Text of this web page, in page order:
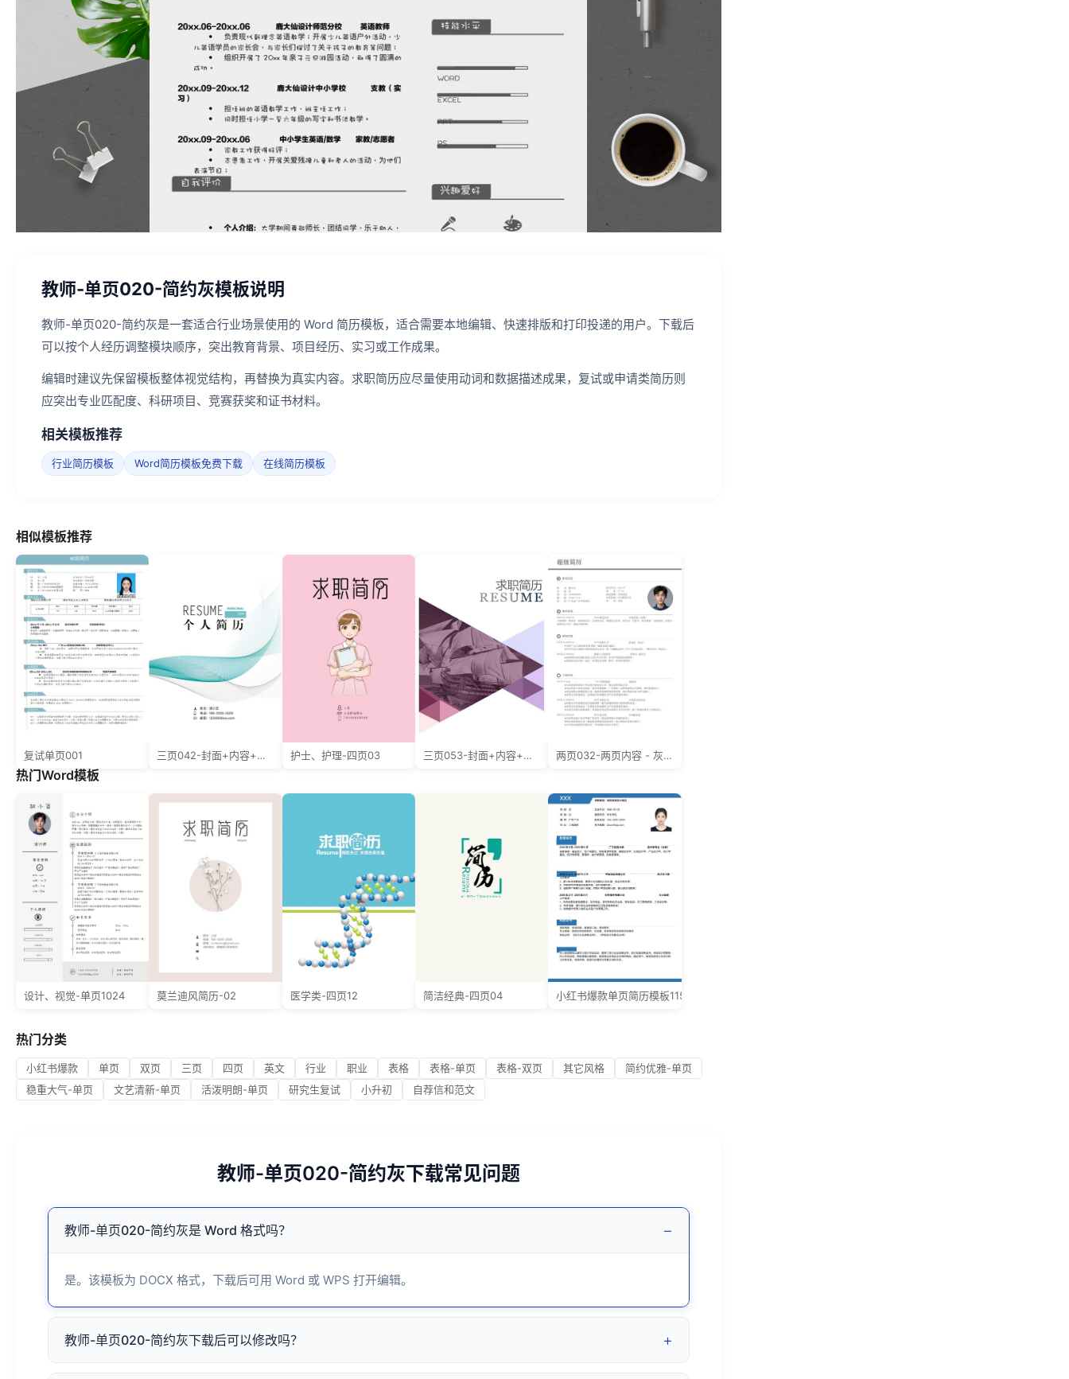
教师-单页020-简约灰模板说明
教师-单页020-简约灰是一套适合行业场景使用的 Word 简历模板，适合需要本地编辑、快速排版和打印投递的用户。下载后
可以按个人经历调整模块顺序，突出教育背景、项目经历、实习或工作成果。
编辑时建议先保留模板整体视觉结构，再替换为真实内容。求职简历应尽量使用动词和数据描述成果，复试或申请类简历则
应突出专业匹配度、科研项目、竞赛获奖和证书材料。
相关模板推荐
行业简历模板 Word简历模板免费下载 在线简历模板
相似模板推荐
复试单页001 三页042-封面+内容+自荐信 护士、护理-四页03 三页053-封面+内容+自荐信 两页032-两页内容 - 灰色极简
热门Word模板
设计、视觉-单页1024 莫兰迪风简历-02 医学类-四页12 简洁经典-四页04 小红书爆款单页简历模板115--超级简历模板
热门分类
小红书爆款 单页 双页 三页 四页 英文 行业 职业 表格 表格-单页 表格-双页 其它风格
简约优雅-单页
稳重大气-单页
文艺清新-单页 活泼明朗-单页 研究生复试 小升初 自荐信和范文
教师-单页020-简约灰下载常见问题
教师-单页020-简约灰是 Word 格式吗？ −
是。该模板为 DOCX 格式，下载后可用 Word 或 WPS 打开编辑。
教师-单页020-简约灰下载后可以修改吗？ +